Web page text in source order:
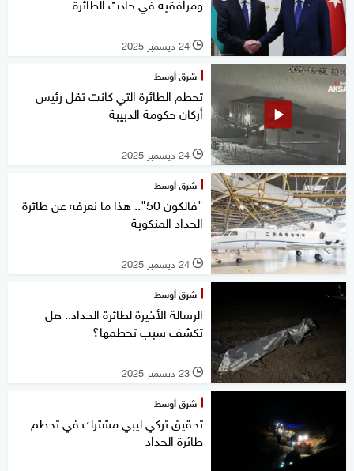
l 24 ديسمبر 2025
شرق أوسط
تحطم الطائرة التي كانت تقل رئيس
أركان حكومة الدبيبة
l 24 ديسمبر 2025
شرق أوسط
"فالكون 50".. هذا ما نعرفه عن طائرة
الحداد المنكوبة
l 24 ديسمبر 2025
شرق أوسط
الرسالة الأخيرة لطائرة الحداد.. هل
تكشف سبب تحطمها؟
l 23 ديسمبر 2025
شرق أوسط
تحقيق تركي ليبي مشترك في تحطم
طائرة الحداد